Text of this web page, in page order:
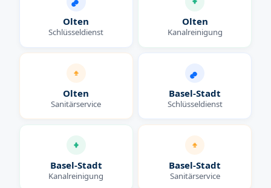
Olten
Schlüsseldienst
Olten
Kanalreinigung
Olten
Sanitärservice
Basel-Stadt
Schlüsseldienst
Basel-Stadt
Kanalreinigung
Basel-Stadt
Sanitärservice